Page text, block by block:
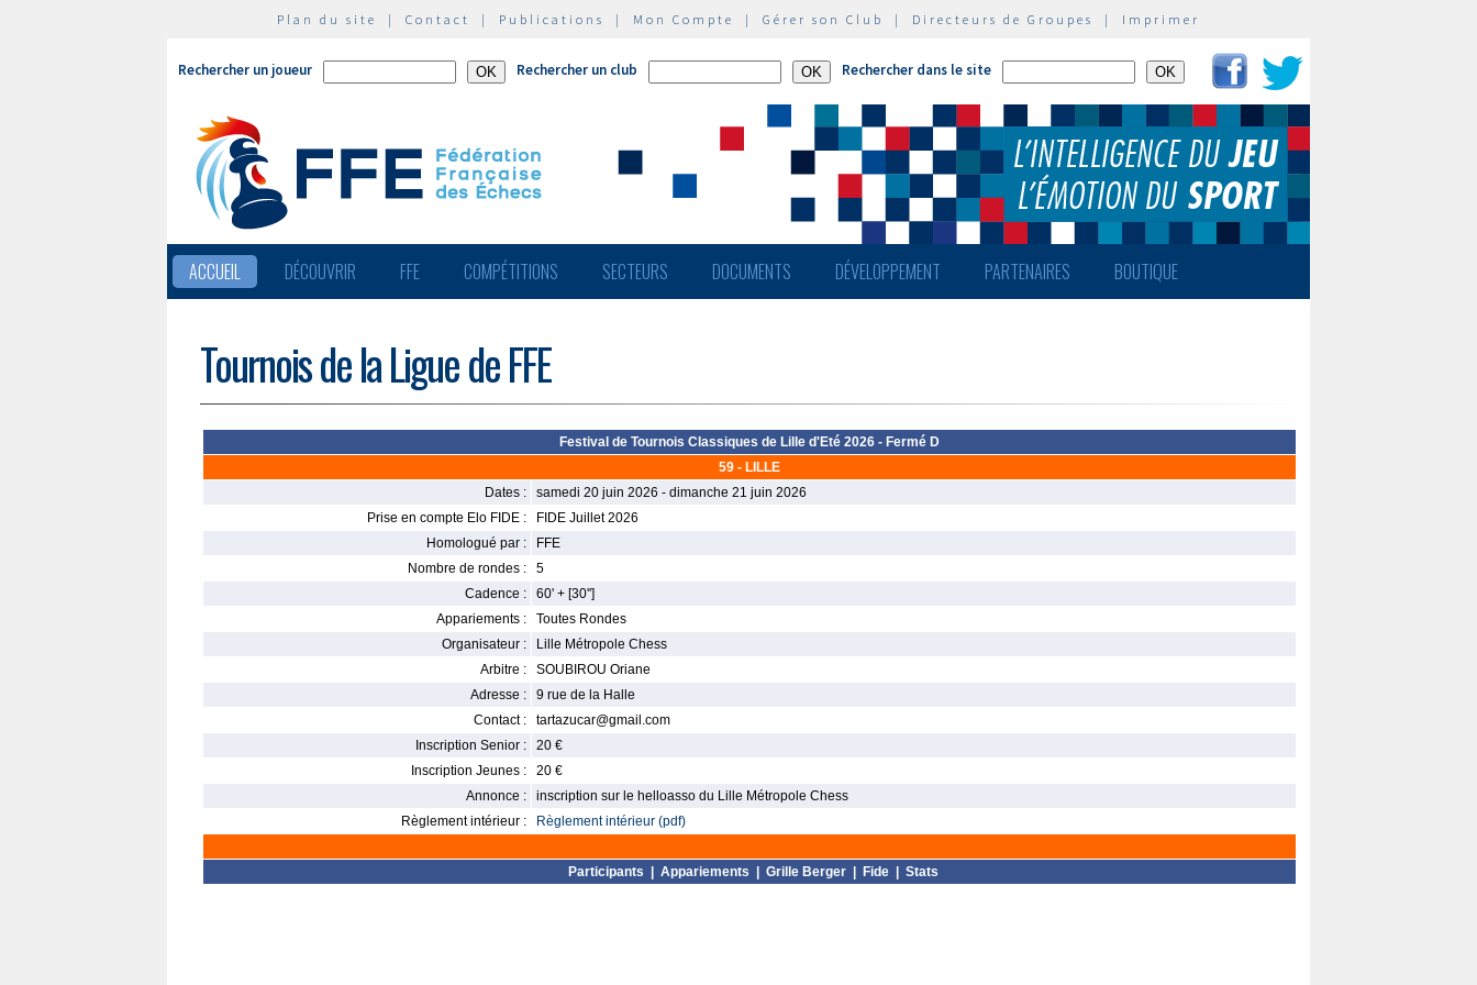
Plan du site | Contact | Publications | Mon Compte | Gérer son Club | Directeurs de Groupes | Imprimer
Rechercher un joueur Rechercher un club Rechercher dans le site
ACCUEIL DÉCOUVRIR FFE COMPÉTITIONS SECTEURS DOCUMENTS DÉVELOPPEMENT PARTENAIRES BOUTIQUE
Tournois de la Ligue de FFE
Festival de Tournois Classiques de Lille d'Eté 2026 - Fermé D
59 - LILLE
Dates :
samedi 20 juin 2026 - dimanche 21 juin 2026
Prise en compte Elo FIDE :
FIDE Juillet 2026
Homologué par :
FFE
Nombre de rondes :
5
Cadence :
60' + [30'']
Appariements :
Toutes Rondes
Organisateur :
Lille Métropole Chess
Arbitre :
SOUBIROU Oriane
Adresse :
9 rue de la Halle
Contact :
tartazucar@gmail.com
Inscription Senior :
20 €
Inscription Jeunes :
20 €
Annonce :
inscription sur le helloasso du Lille Métropole Chess
Règlement intérieur :
Règlement intérieur (pdf)
Participants Appariements Grille Berger| Fide| Stats